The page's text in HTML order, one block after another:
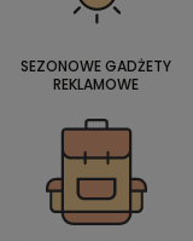
SEZONOWE GADŻETY
REKLAMOWE